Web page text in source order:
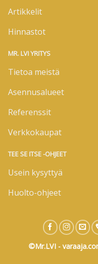
Artikkelit
Hinnastot
MR. LVI YRITYS
Tietoa meistä
Asennusalueet
Referenssit
Verkkokaupat
TEE SE ITSE -OHJEET
Usein kysyttyä
Huolto-ohjeet
©Mr.LVI -